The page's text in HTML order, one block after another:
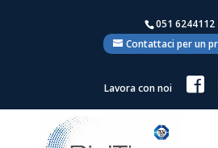
051 6244112
Contattaci per un
Lavora con noi